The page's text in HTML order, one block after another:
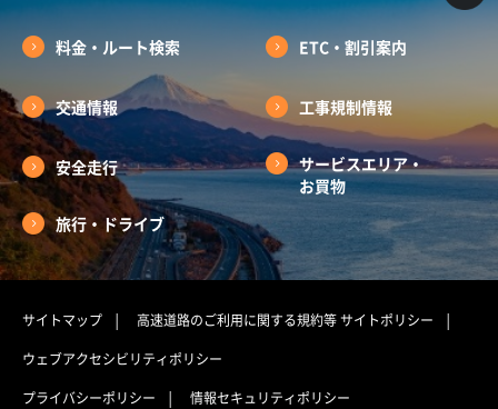
料金・ルート検索 ETC・割引案内
交通情報 工事規制情報
安全走行
サービスエリア・
お買物
旅行・ドライブ
サイトマップ 高速道路のご利用に関する規約等サイトポリシー
ウェブアクセシビリティポリシー
プライバシーポリシー
情報セキュリティポリシー